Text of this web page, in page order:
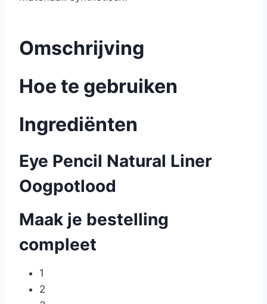
Omschrijving
Hoe te gebruiken
Ingrediënten
Eye Pencil Natural Liner
Oogpotlood
Maak je bestelling
compleet
1
2